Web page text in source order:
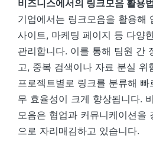
비즈니스에서의 링크모음 활용법
기업에서는 링크모음을 활용해
사이트, 마케팅 페이지 등 다양
관리합니다. 이를 통해 팀원 간
고, 중복 검색이나 자료 분실 위
프로젝트별로 링크를 분류해
무 효율성이 크게 향상됩니다.
모음은 협업과 커뮤니케이션을
으로 자리매김하고 있습니다.